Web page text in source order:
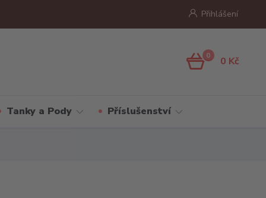
Přihlášení
0 0 Kč
Tanky a Pody Příslušenství